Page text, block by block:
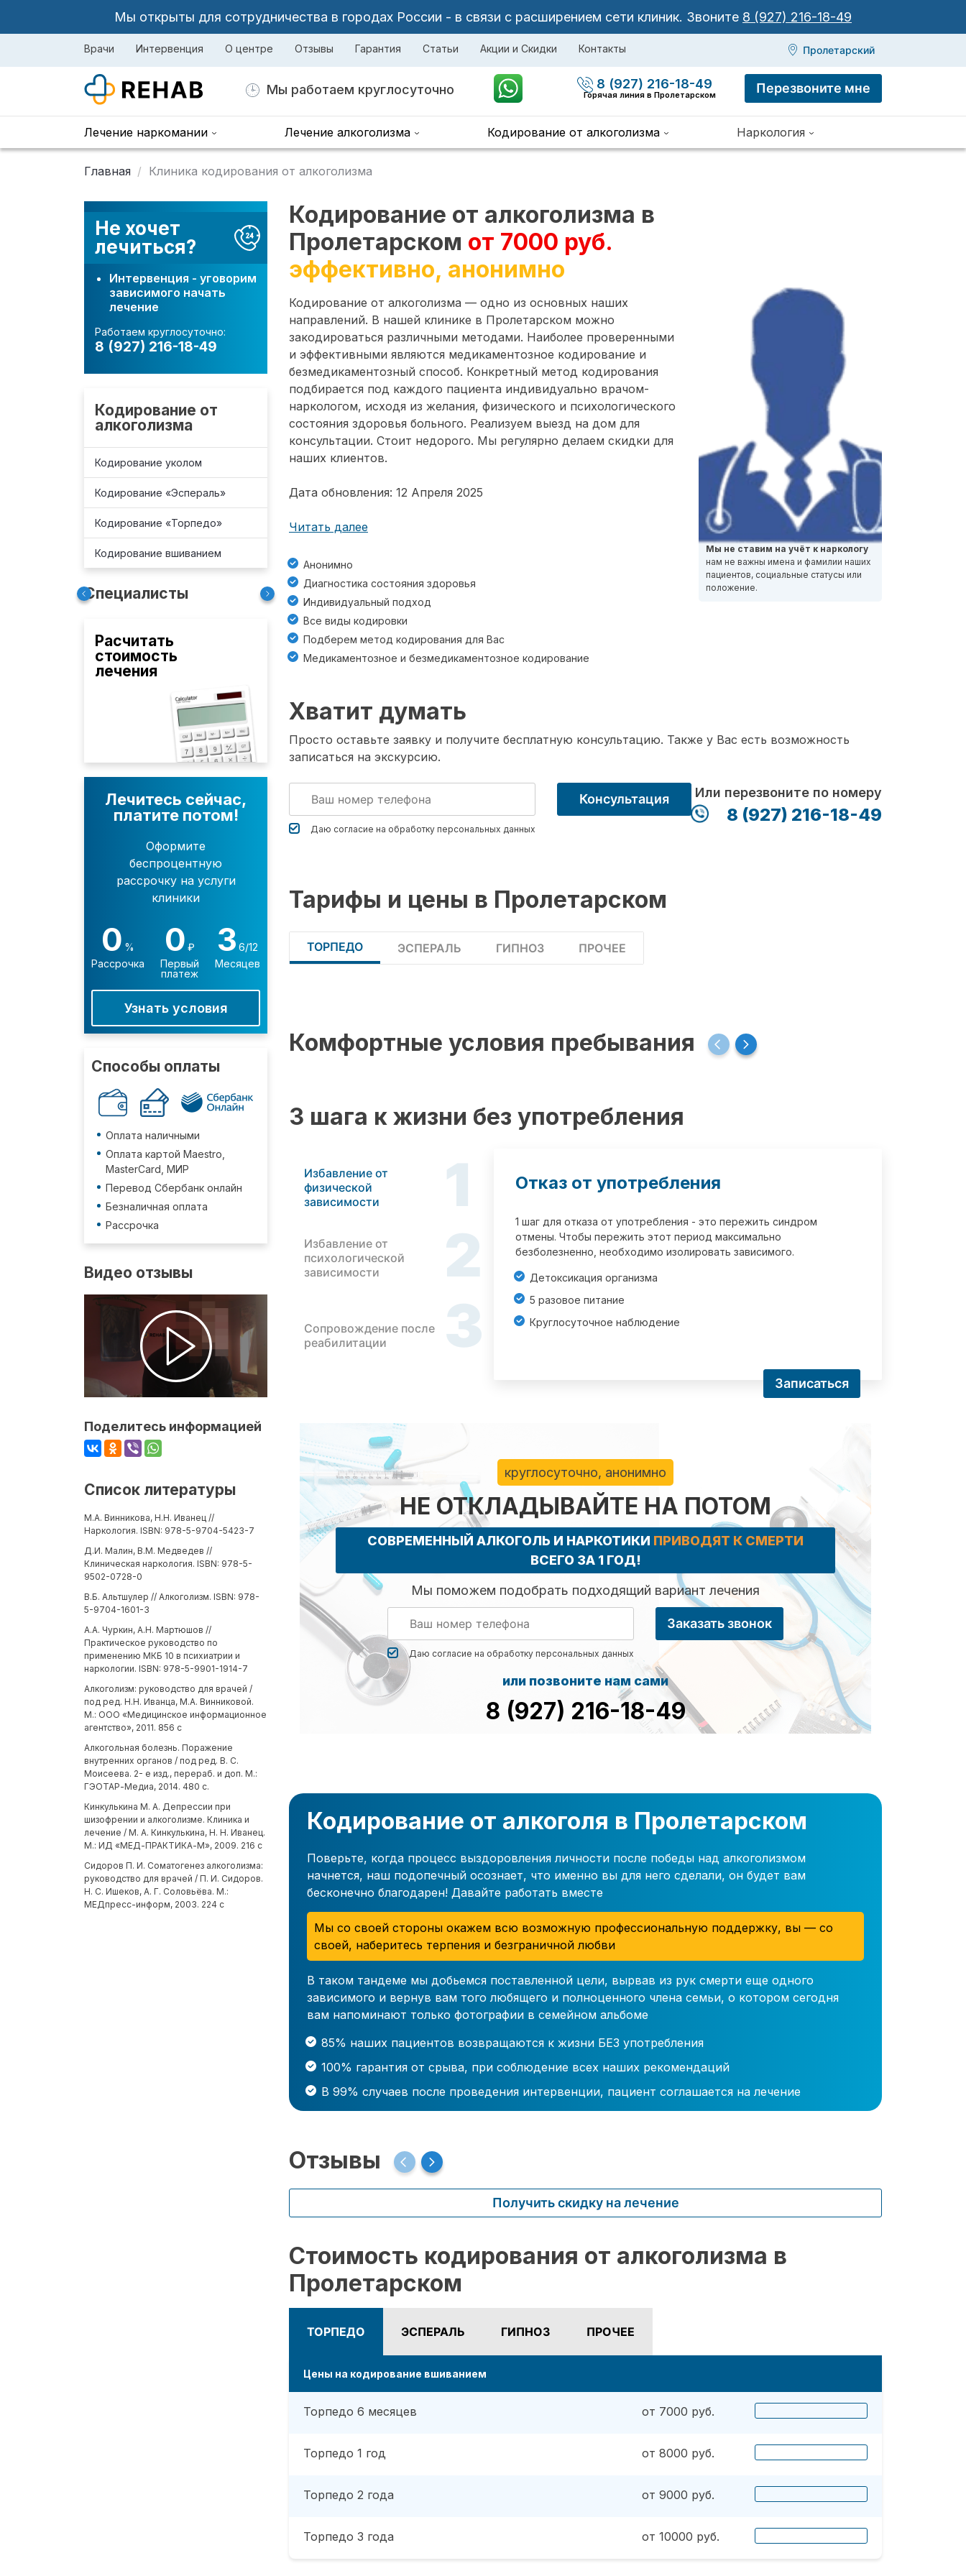
Мы открыты для сотрудничества в городах России - в связи с расширением сети клиник. Звоните 8 (927) 216-18-49
Врачи Интервенция О центре Отзывы Гарантия Статьи Акции и Скидки Контакты Пролетарский
Мы работаем круглосуточно 8 (927) 216-18-49
Горячая линия в Пролетарском Перезвоните мне
Лечение наркомании Лечение алкоголизма Кодирование от алкоголизма Наркология
Главная Клиника кодирования от алкоголизма
Не хочет
лечиться?
Интервенция - уговорим
зависимого начать
лечение
Работаем круглосуточно:
8 (927) 216-18-49
Кодирование от
алкоголизма
Кодирование уколом
Кодирование «Эспераль»
Кодирование «Торпедо»
Кодирование вшиванием
Специалисты
Расчитать
стоимость
лечения
Лечитесь сейчас,
платите потом!
Оформите
беспроцентную
рассрочку на услуги
клиники
0 %
Рассрочка
0 ₽
Первый
платеж
3 6/12
Месяцев
Узнать условия
Способы оплаты
Оплата наличными
Оплата картой Maestro,
MasterCard, МИР
Перевод Сбербанк онлайн
Безналичная оплата
Рассрочка
Видео отзывы
Поделитесь информацией
Список литературы
М.А. Винникова, Н.Н. Иванец //
Наркология. ISBN: 978-5-9704-5423-7
Д.И. Малин, В.М. Медведев //
Клиническая наркология. ISBN: 978-5-
9502-0728-0
В.Б. Альтшулер // Алкоголизм. ISBN: 978-
5-9704-1601-3
А.А. Чуркин, А.Н. Мартюшов //
Практическое руководство по
применению МКБ 10 в психиатрии и
наркологии. ISBN: 978-5-9901-1914-7
Алкоголизм: руководство для врачей /
под ред. Н.Н. Иванца, М.А. Винниковой.
М.: ООО «Медицинское информационное
агентство», 2011. 856 с
Алкогольная болезнь. Поражение
внутренних органов / под ред. В. С.
Моисеева. 2- е изд., перераб. и доп. М.:
ГЭОТАР-Медиа, 2014. 480 с.
Кинкулькина М. А. Депрессии при
шизофрении и алкоголизме. Клиника и
лечение / М. А. Кинкулькина, Н. Н. Иванец.
М.: ИД «МЕД-ПРАКТИКА-М», 2009. 216 с
Сидоров П. И. Соматогенез алкоголизма:
руководство для врачей / П. И. Сидоров.
Н. С. Ишеков, А. Г. Соловьёва. М.:
МЕДпресс-информ, 2003. 224 с
Кодирование от алкоголизма в
Пролетарском от 7000 руб.
эффективно, анонимно
Кодирование от алкоголизма — одно из основных наших
направлений. В нашей клинике в Пролетарском можно
закодироваться различными методами. Наиболее проверенными
и эффективными являются медикаментозное кодирование и
безмедикаментозный способ. Конкретный метод кодирования
подбирается под каждого пациента индивидуально врачом-
наркологом, исходя из желания, физического и психологического
состояния здоровья больного. Реализуем выезд на дом для
консультации. Стоит недорого. Мы регулярно делаем скидки для
наших клиентов.
Дата обновления: 12 Апреля 2025
Читать далее
Анонимно
Диагностика состояния здоровья
Индивидуальный подход
Все виды кодировки
Подберем метод кодирования для Вас
Медикаментозное и безмедикаментозное кодирование
Мы не ставим на учёт к наркологу
нам не важны имена и фамилии наших
пациентов, социальные статусы или
положение.
Хватит думать
Просто оставьте заявку и получите бесплатную консультацию. Также у Вас есть возможность
записаться на экскурсию.
Даю согласие на обработку персональных данных
Консультация Или перезвоните по номеру
8 (927) 216-18-49
Тарифы и цены в Пролетарском
ТОРПЕДО ЭСПЕРАЛЬ ГИПНОЗ ПРОЧЕЕ
Комфортные условия пребывания
3 шага к жизни без употребления
Избавление от
физической
зависимости
1
Избавление от
психологической
зависимости
2
Сопровождение после
реабилитации
3
Отказ от употребления
1 шаг для отказа от употребления - это пережить синдром
отмены. Чтобы пережить этот период максимально
безболезненно, необходимо изолировать зависимого.
Детоксикация организма
5 разовое питание
Круглосуточное наблюдение
Записаться
круглосуточно, анонимно
НЕ ОТКЛАДЫВАЙТЕ НА ПОТОМ
СОВРЕМЕННЫЙ АЛКОГОЛЬ И НАРКОТИКИ ПРИВОДЯТ К СМЕРТИ
ВСЕГО ЗА 1 ГОД!
Мы поможем подобрать подходящий вариант лечения
Даю согласие на обработку персональных данных
Заказать звонок
или позвоните нам сами
8 (927) 216-18-49
Кодирование от алкоголя в Пролетарском
Поверьте, когда процесс выздоровления личности после победы над алкоголизмом
начнется, наш подопечный осознает, что именно вы для него сделали, он будет вам
бесконечно благодарен! Давайте работать вместе
Мы со своей стороны окажем всю возможную профессиональную поддержку, вы — со
своей, наберитесь терпения и безграничной любви
В таком тандеме мы добьемся поставленной цели, вырвав из рук смерти еще одного
зависимого и вернув вам того любящего и полноценного члена семьи, о котором сегодня
вам напоминают только фотографии в семейном альбоме
85% наших пациентов возвращаются к жизни БЕЗ употребления
100% гарантия от срыва, при соблюдение всех наших рекомендаций
В 99% случаев после проведения интервенции, пациент соглашается на лечение
Отзывы
Получить скидку на лечение
Стоимость кодирования от алкоголизма в
Пролетарском
ТОРПЕДО ЭСПЕРАЛЬ ГИПНОЗ ПРОЧЕЕ
Цены на кодирование вшиванием
Торпедо 6 месяцев от 7000 руб.
Торпедо 1 год от 8000 руб.
Торпедо 2 года от 9000 руб.
Торпедо 3 года от 10000 руб.